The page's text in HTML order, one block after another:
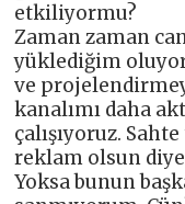
etkiliyormu?
Zaman zaman
yüklediğim
ve
kanalımı daha
çalışıyoruz.
reklam olsun
Yoksa bunun